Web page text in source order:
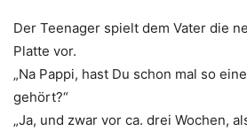
Der Teenager spielt dem Vater die
Platte vor.
„Na Pappi, hast Du schon mal so
gehört?“
„Ja, und zwar vor ca. drei Wochen,